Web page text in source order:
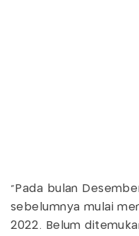
"Pada bulan
sebelumnya mulai
2022. Belum